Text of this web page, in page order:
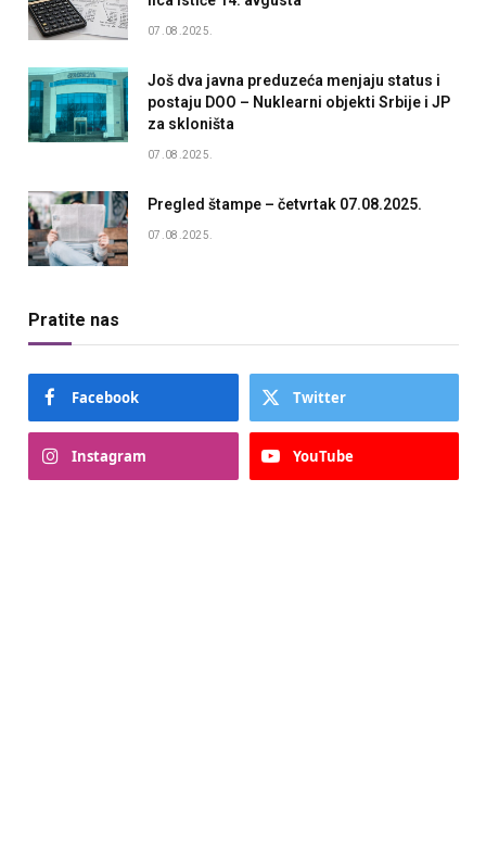
07.08.2025.
Još dva javna preduzeća menjaju status i
postaju DOO – Nuklearni objekti Srbije i JP
za skloništa
07.08.2025.
Pregled štampe – četvrtak 07.08.2025.
07.08.2025.
Pratite nas
Facebook Twitter
Instagram YouTube